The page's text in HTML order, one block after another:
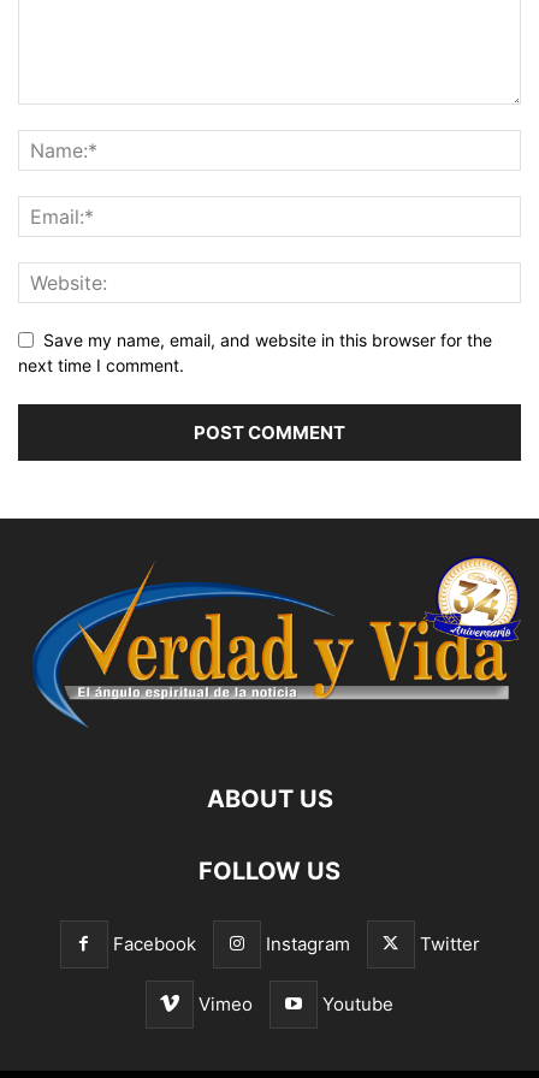
Save my name, email, and website in this browser for the
next time I comment.
ABOUT US
FOLLOW US
Facebook Instagram Twitter
Vimeo Youtube